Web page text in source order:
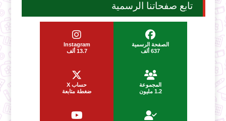
تابع صفحاتنا الرسمية
الصفحة الرسمية
637 ألف
Instagram
13.7 ألف
المجموعة
1.2 مليون
حساب X
ضغطة متابعة